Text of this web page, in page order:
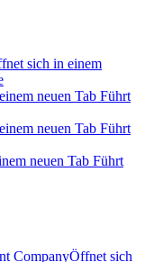
sich in einem
neuen Tab Führt
neuen Tab Führt
neuen Tab Führt
CompanyÖffnet sich